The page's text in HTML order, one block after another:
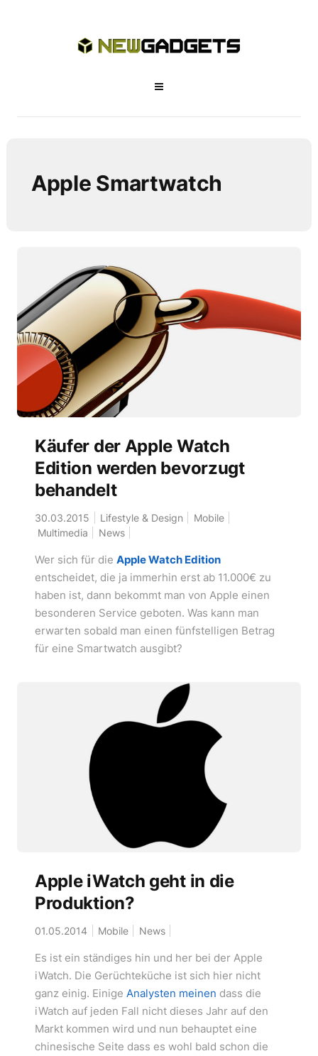
Apple Smartwatch
Käufer der Apple Watch
Edition werden bevorzugt
behandelt
30.03.2015 Lifestyle & Design
Mobile
Multimedia
News
Wer sich für die Apple Watch Edition
entscheidet, die ja immerhin erst ab 11.000€ zu
haben ist, dann bekommt man von Apple einen
besonderen Service geboten. Was kann man
erwarten sobald man einen fünfstelligen Betrag
für eine Smartwatch ausgibt?
Apple iWatch geht in die
Produktion?
01.05.2014 Mobile News
Es ist ein ständiges hin und her bei der Apple
iWatch. Die Gerüchteküche ist sich hier nicht
ganz einig. Einige Analysten meinen dass die
iWatch auf jeden Fall nicht dieses Jahr auf den
Markt kommen wird und nun behauptet eine
chinesische Seite dass es wohl bald schon die